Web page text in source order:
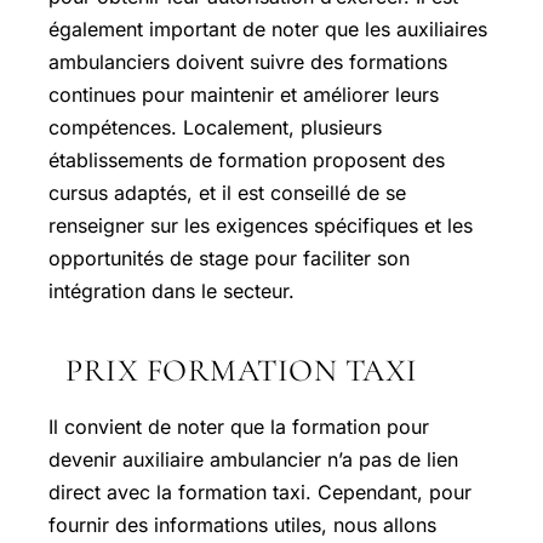
également important de noter que les auxiliaires
ambulanciers doivent suivre des formations
continues pour maintenir et améliorer leurs
compétences. Localement, plusieurs
établissements de formation proposent des
cursus adaptés, et il est conseillé de se
renseigner sur les exigences spécifiques et les
opportunités de stage pour faciliter son
intégration dans le secteur.
PRIX FORMATION TAXI
Il convient de noter que la formation pour
devenir auxiliaire ambulancier n’a pas de lien
direct avec la formation taxi. Cependant, pour
fournir des informations utiles, nous allons